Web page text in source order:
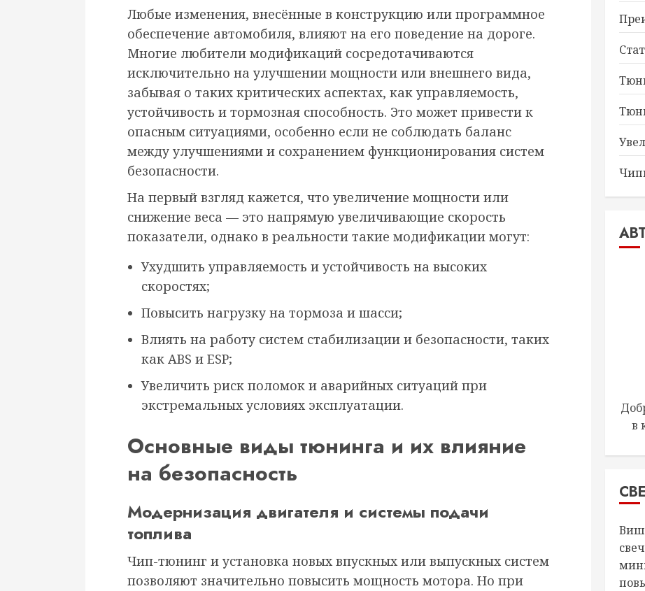
Любые изменения, внесённые в конструкцию или программное
обеспечение автомобиля, влияют на его поведение на дороге.
Многие любители модификаций сосредотачиваются
исключительно на улучшении мощности или внешнего вида,
забывая о таких критических аспектах, как управляемость,
устойчивость и тормозная способность. Это может привести к
опасным ситуациями, особенно если не соблюдать баланс
между улучшениями и сохранением функционирования систем
безопасности.
На первый взгляд кажется, что увеличение мощности или
снижение веса — это напрямую увеличивающие скорость
показатели, однако в реальности такие модификации могут:
Ухудшить управляемость и устойчивость на высоких
скоростях;
Повысить нагрузку на тормоза и шасси;
Влиять на работу систем стабилизации и безопасности, таких
как ABS и ESP;
Увеличить риск поломок и аварийных ситуаций при
экстремальных условиях эксплуатации.
Основные виды тюнинга и их влияние
на безопасность
Модернизация двигателя и системы подачи
топлива
Чип-тюнинг и установка новых впускных или выпускных систем
позволяют значительно повысить мощность мотора. Но при
в